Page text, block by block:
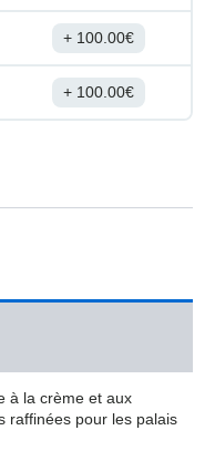
100.00€
100.00€
à la crème et aux
raffinées pour les palais